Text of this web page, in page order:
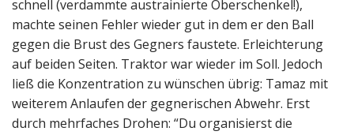
schnell (verdammte austrainierte Oberschenkel!),
machte seinen Fehler wieder gut in dem er den Ball
gegen die Brust des Gegners faustete. Erleichterung
auf beiden Seiten. Traktor war wieder im Soll. Jedoch
ließ die Konzentration zu wünschen übrig: Tamaz mit
weiterem Anlaufen der gegnerischen Abwehr. Erst
durch mehrfaches Drohen: “Du organisierst die